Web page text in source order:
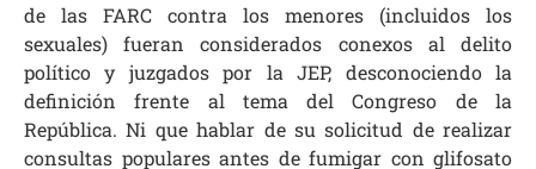
de las FARC contra los menores (incluidos los
sexuales) fueran considerados conexos al delito
político y juzgados por la JEP, desconociendo la
definición frente al tema del Congreso de la
República. Ni que hablar de su solicitud de realizar
consultas populares antes de fumigar con glifosato